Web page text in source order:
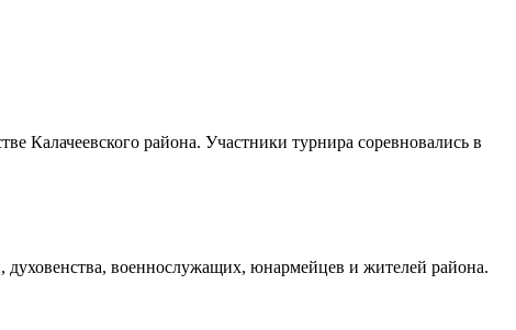
Калачеевского района. Участники турнира соревновались в
духовенства, военнослужащих, юнармейцев и жителей района.